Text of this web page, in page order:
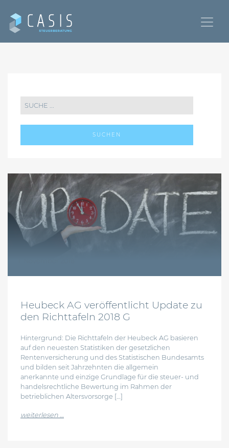
SUCHEN
Heubeck AG veröffentlicht Update zu
den Richttafeln 2018 G
Hintergrund: Die Richttafeln der Heubeck AG basieren
auf den neuesten Statistiken der gesetzlichen
Rentenversicherung und des Statistischen Bundesamts
und bilden seit Jahrzehnten die allgemein
anerkannte und einzige Grundlage für die steuer- und
handelsrechtliche Bewertung im Rahmen der
betrieblichen Altersvorsorge […]
weiterlesen …